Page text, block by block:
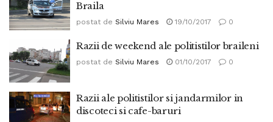
Braila
postat de Silviu Mares 19/10/2017 0
Razii de weekend ale politistilor braileni
postat de Silviu Mares 01/10/2017 0
Razii ale politistilor si jandarmilor in
discoteci si cafe-baruri